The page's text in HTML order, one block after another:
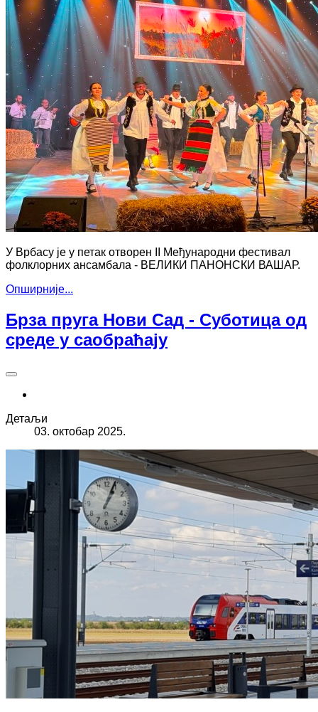
У Врбасу је у петак отворен II Међународни фестивал
фолклорних ансамбала - ВЕЛИКИ ПАНОНСКИ ВАШАР.
Опширније...
Брза пруга Нови Сад - Суботица од
среде у саобраћају
Детаљи
03. октобар 2025.